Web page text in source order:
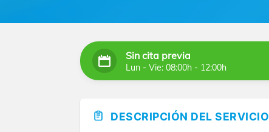
Sin cita previa
Lun - Vie: 08:00h - 12:00h
DESCRIPCIÓN DEL SERVICIO